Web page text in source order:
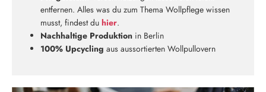
entfernen. Alles was du zum Thema Wollpflege wissen
musst, findest du hier.
Nachhaltige Produktion in Berlin
100% Upcycling aus aussortierten Wollpullovern
Willkommensrabatt auf deine erste Bestellung